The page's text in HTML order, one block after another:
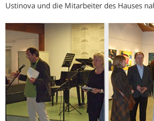
Ustinova und die Mitarbeiter des Hauses